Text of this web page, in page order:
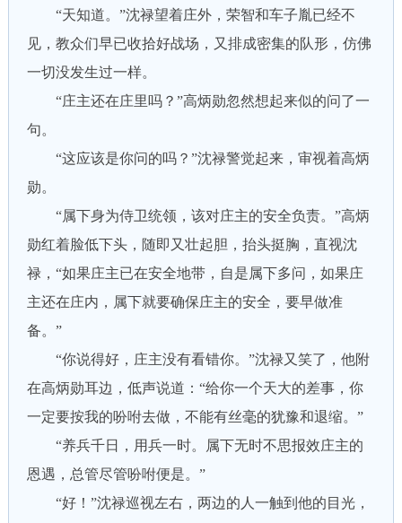
“天知道。”沈禄望着庄外，荣智和车子胤已经不
见，教众们早已收拾好战场，又排成密集的队形，仿佛
一切没发生过一样。
“庄主还在庄里吗？”高炳勋忽然想起来似的问了一
句。
“这应该是你问的吗？”沈禄警觉起来，审视着高炳
勋。
“属下身为侍卫统领，该对庄主的安全负责。”高炳
勋红着脸低下头，随即又壮起胆，抬头挺胸，直视沈
禄，“如果庄主已在安全地带，自是属下多问，如果庄
主还在庄内，属下就要确保庄主的安全，要早做准
备。”
“你说得好，庄主没有看错你。”沈禄又笑了，他附
在高炳勋耳边，低声说道：“给你一个天大的差事，你
一定要按我的吩咐去做，不能有丝毫的犹豫和退缩。”
“养兵千日，用兵一时。属下无时不思报效庄主的
恩遇，总管尽管吩咐便是。”
“好！”沈禄巡视左右，两边的人一触到他的目光，